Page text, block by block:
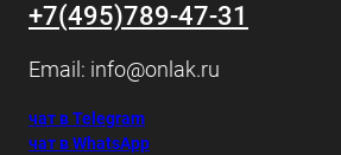
+7(495)789-47-31
Email: info@onlak.ru
чат в Telegram
чат в WhatsApp